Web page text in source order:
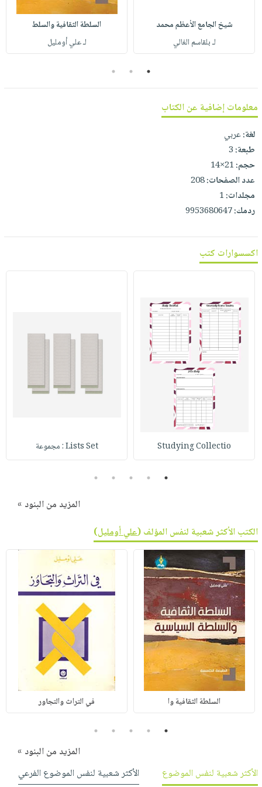
أطفال
مناسبات
أسئلة
وفرات
كتابك
تواصل
معنا
التسوق
شيخ الجامع الأعظم محمد
لـ بلقاسم الغالي
السلطة الثقافية والسلط
لـ علي أومليل
1
2
3
معلومات إضافية عن الكتاب
لغة:عربي
طبعة:3
حجم:21×14
عدد الصفحات:208
مجلدات:1
ردمك:9953680647
اكسسوارات كتب
Studying Collectio Lists Set : مجموعة
1
2
3
4
5
المزيد من البنود »
الكتب الأكثر شعبية لنفس المؤلف (علي أومليل)
السلطة الثقافية وا في التراث والتجاور
1
2
3
4
5
المزيد من البنود »
الأكثر شعبية لنفس الموضوع
الأكثر شعبية لنفس الموضوع الفرعي